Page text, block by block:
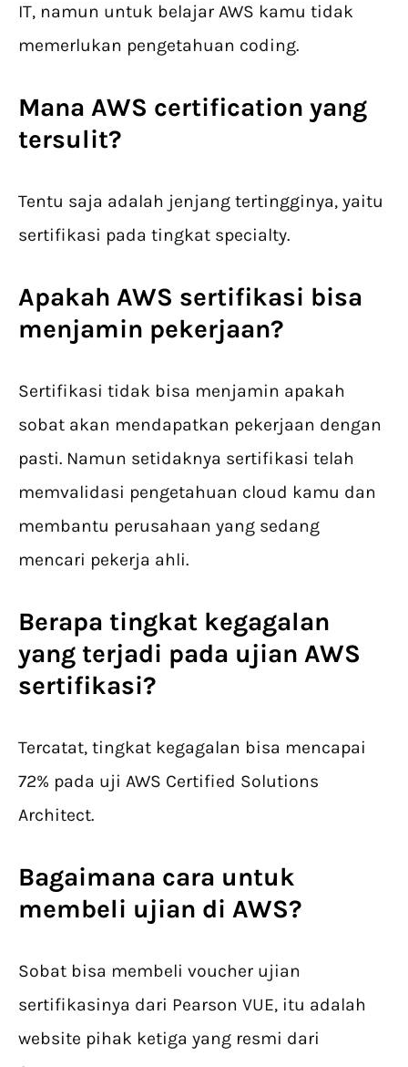
IT, namun untuk belajar AWS kamu tidak
memerlukan pengetahuan coding.
Mana AWS certification yang
tersulit?
Tentu saja adalah jenjang tertingginya, yaitu
sertifikasi pada tingkat specialty.
Apakah AWS sertifikasi bisa
menjamin pekerjaan?
Sertifikasi tidak bisa menjamin apakah
sobat akan mendapatkan pekerjaan dengan
pasti. Namun setidaknya sertifikasi telah
memvalidasi pengetahuan cloud kamu dan
membantu perusahaan yang sedang
mencari pekerja ahli.
Berapa tingkat kegagalan
yang terjadi pada ujian AWS
sertifikasi?
Tercatat, tingkat kegagalan bisa mencapai
72% pada uji AWS Certified Solutions
Architect.
Bagaimana cara untuk
membeli ujian di AWS?
Sobat bisa membeli voucher ujian
sertifikasinya dari Pearson VUE, itu adalah
website pihak ketiga yang resmi dari